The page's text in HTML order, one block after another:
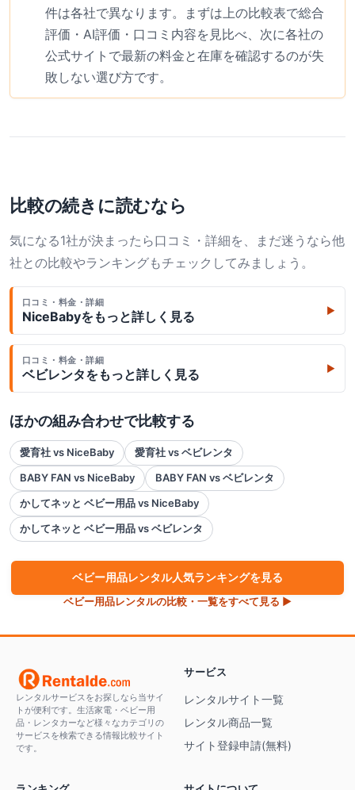
件は各社で異なります。まずは上の比較表で総合
評価・AI評価・口コミ内容を見比べ、次に各社の
公式サイトで最新の料金と在庫を確認するのが失
敗しない選び方です。
比較の続きに読むなら
気になる1社が決まったら口コミ・詳細を、まだ迷うなら他
社との比較やランキングもチェックしてみましょう。
口コミ・料金・詳細
NiceBabyをもっと詳しく見る ▶
口コミ・料金・詳細
ベビレンタをもっと詳しく見る ▶
ほかの組み合わせで比較する
愛育社 vs NiceBaby
愛育社 vs ベビレンタ
BABY FAN vs NiceBaby
BABY FAN vs ベビレンタ
かしてネッと ベビー用品 vs NiceBaby
かしてネッと ベビー用品 vs ベビレンタ
ベビー用品レンタル人気ランキングを見る
ベビー用品レンタルの比較・一覧をすべて見る ▶
レンタルサービスをお探しなら当サイ
トが便利です。生活家電・ベビー用
品・レンタカーなど様々なカテゴリの
サービスを検索できる情報比較サイト
です。
サービス
レンタルサイト一覧
レンタル商品一覧
サイト登録申請(無料)